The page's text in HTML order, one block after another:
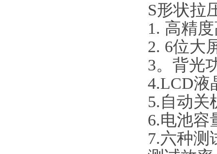
S形状拉
1. 高精
2. 6位大
3。背光
4.LCD液
5.自动关
6.电池容
7.六种